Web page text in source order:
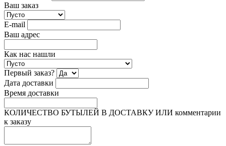
Ваш заказ
E-mail
Ваш адрес
Как нас нашли
Первый заказ?
Дата доставки
Время доставки
КОЛИЧЕСТВО БУТЫЛЕЙ В ДОСТАВКУ ИЛИ комментарии
к заказу